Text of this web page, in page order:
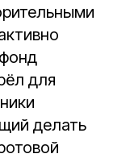
для
делать